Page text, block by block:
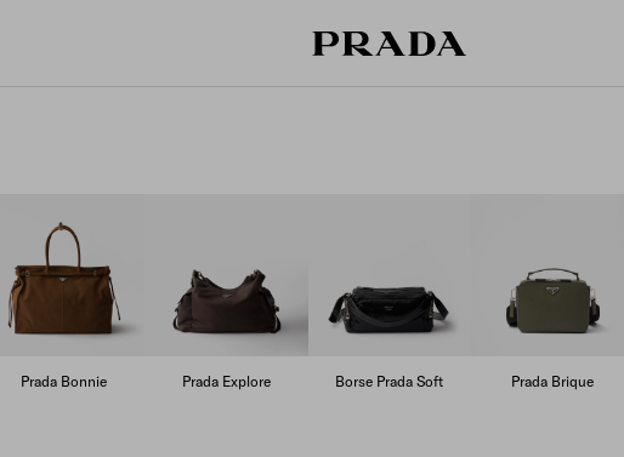
Prada Bonnie Prada Explore Borse Prada Soft Prada Brique